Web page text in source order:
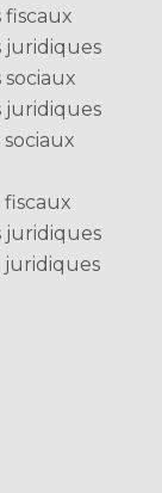
fiscaux
juridiques
juridiques
fiscaux
juridiques
juridiques